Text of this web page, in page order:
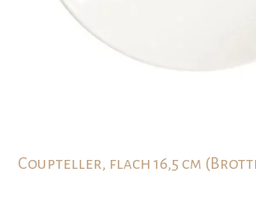
Coupteller, flach 16,5 cm